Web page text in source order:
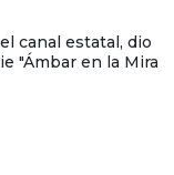
canal estatal, dio
"Ámbar en la Mira